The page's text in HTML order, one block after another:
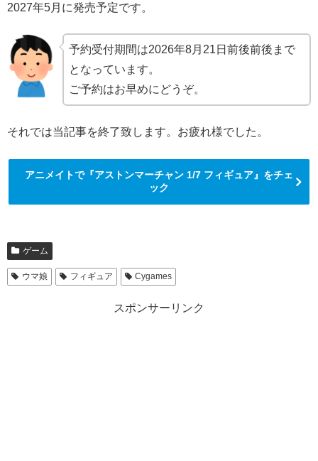
2027年5月に発売予定です。
予約受付期間は2026年8月21日前後前後まで
となっています。
ご予約はお早めにどうぞ。
それでは当記事を終了致します。お疲れ様でした。
アニメイトで『アストンマーチャン 1/7 フィギュア』をチェ
ック
ゲーム
ウマ娘 フィギュア Cygames
スポンサーリンク